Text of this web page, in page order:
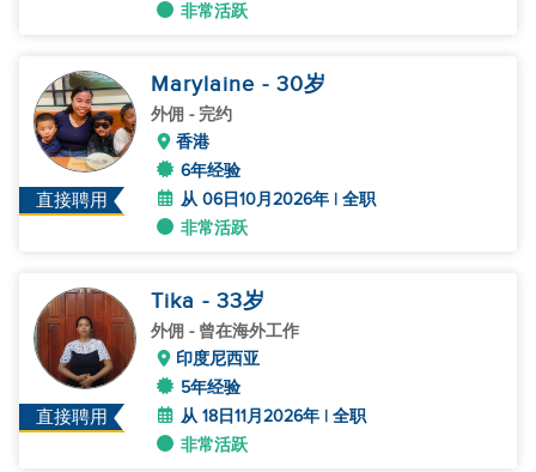
非常活跃
直接聘用
Marylaine - 30岁
外佣 - 完约
香港
6年经验
从 06日10月2026年 | 全职
非常活跃
直接聘用
Tika - 33岁
外佣 - 曾在海外工作
印度尼西亚
5年经验
从 18日11月2026年 | 全职
非常活跃